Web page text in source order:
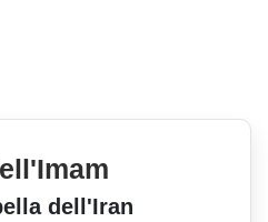
dell'Iran